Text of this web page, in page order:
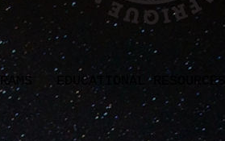
EDUCATIONAL RESOURCES